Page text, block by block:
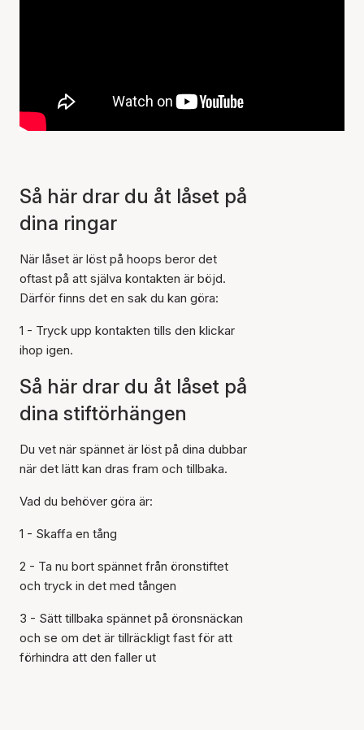
Så här drar du åt låset på
dina ringar
När låset är löst på hoops beror det
oftast på att själva kontakten är böjd.
Därför finns det en sak du kan göra:
1 - Tryck upp kontakten tills den klickar
ihop igen.
Så här drar du åt låset på
dina stiftörhängen
Du vet när spännet är löst på dina dubbar
när det lätt kan dras fram och tillbaka.
Vad du behöver göra är:
1 - Skaffa en tång
2 - Ta nu bort spännet från öronstiftet
och tryck in det med tången
3 - Sätt tillbaka spännet på öronsnäckan
och se om det är tillräckligt fast för att
förhindra att den faller ut